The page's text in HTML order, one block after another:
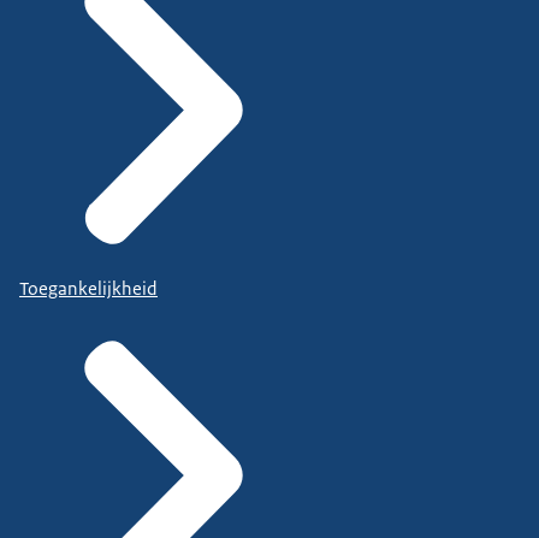
Toegankelijkheid